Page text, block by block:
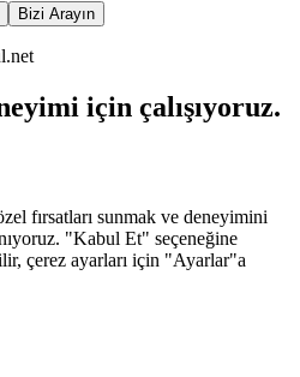
Bizi Arayın
için çalışıyoruz.
fırsatları sunmak ve deneyimini
"Kabul Et" seçeneğine
çerez ayarları için "Ayarlar"a